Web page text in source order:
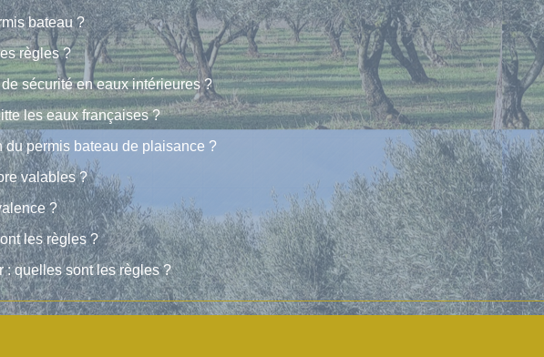
bateau ?
règles ?
sécurité en eaux intérieures ?
les eaux françaises ?
du permis bateau de plaisance ?
valables ?
?
les règles ?
: quelles sont les règles ?